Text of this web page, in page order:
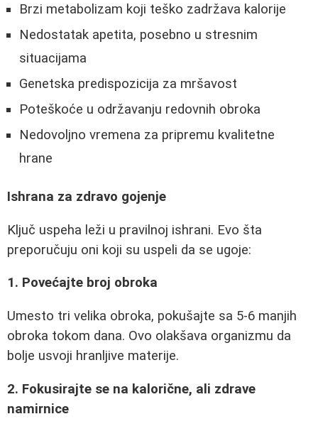
Brzi metabolizam koji teško zadržava kalorije
Nedostatak apetita, posebno u stresnim
situacijama
Genetska predispozicija za mršavost
Poteškoće u održavanju redovnih obroka
Nedovoljno vremena za pripremu kvalitetne
hrane
Ishrana za zdravo gojenje
Ključ uspeha leži u pravilnoj ishrani. Evo šta
preporučuju oni koji su uspeli da se ugoje:
1. Povećajte broj obroka
Umesto tri velika obroka, pokušajte sa 5-6 manjih
obroka tokom dana. Ovo olakšava organizmu da
bolje usvoji hranljive materije.
2. Fokusirajte se na kalorične, ali zdrave
namirnice